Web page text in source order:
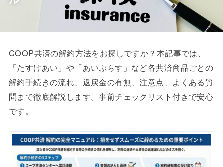
COOP共済の解約方法をお探しですか？本記事では、
「たすけあい」や「あいぷらす」など各共済商品ごとの
解約手続きの流れ、返戻金の有無、注意点、よくある質
問まで徹底解説します。事前チェックリスト付きで安心
です。